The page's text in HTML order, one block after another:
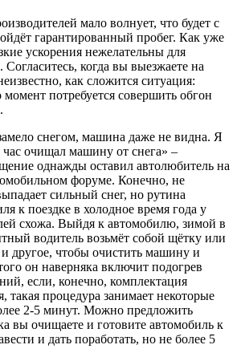
мало волнует, что будет с
гарантированный пробег. Как уже
ускорения нежелательны для
Согласитесь, когда вы выезжаете на
как сложится ситуация:
потребуется совершить обгон
снегом, машина даже не видна. Я
час очищал машину от снега» –
однажды оставил автолюбитель на
форуме. Конечно, не
сильный снег, но рутина
к поездке в холодное время года у
схожа. Выйдя к автомобилю, зимой в
водитель возьмёт собой щётку или
и другое, чтобы очистить машину и
он наверняка включит подогрев
если, конечно, комплектация
такая процедура занимает некоторые
2-5 минут. Можно предложить
вы очищаете и готовите автомобиль к
и дать поработать, но не более 5